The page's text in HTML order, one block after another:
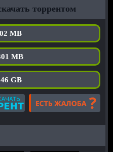
торрентом
MB
MB
GB